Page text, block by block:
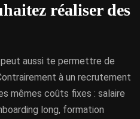
réaliser des
aussi te permettre de
à un recrutement
mêmes coûts fixes : salaire
long, formation